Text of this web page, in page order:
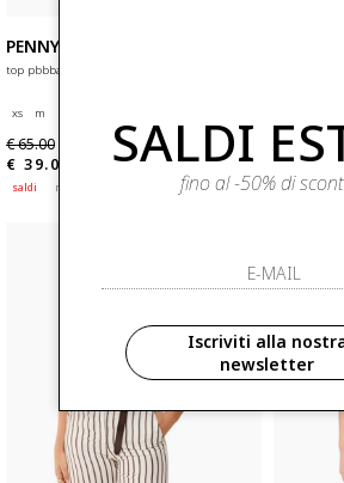
PENNYBLACK
top pbbbacca
xs m
€ 65.00
€ 39.00
saldi nuovi arrivi
t-shirt in
€ 55.00
€ 33.00
saldi
SALDI
fino al -50% di
Iscriviti alla
newsletter